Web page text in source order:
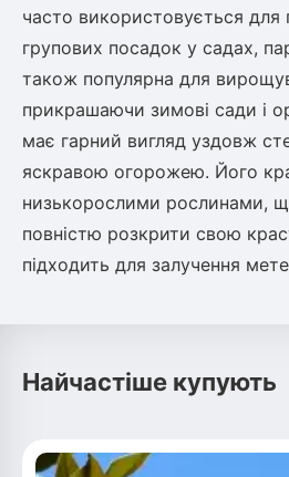
часто використовується для
групових посадок у садах,
також популярна для
прикрашаючи зимові сади і
має гарний вигляд уздовж
яскравою огорожею. Його
низькорослими рослинами,
повністю розкрити свою
підходить для залучення
Найчастіше купують